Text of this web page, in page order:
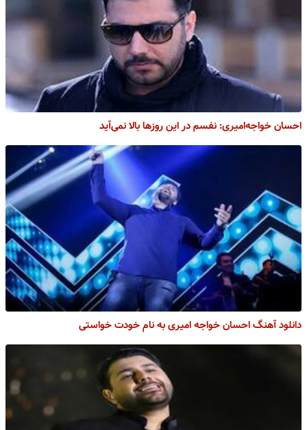
احسان خواجه‌امیری: نفسم در این روزها بالا نمی‌آید
دانلود آهنگ احسان خواجه امیری به نام خودت خواستی